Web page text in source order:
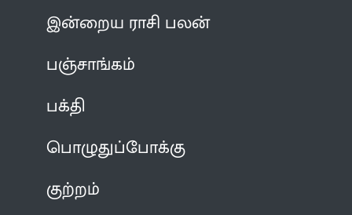
இன்றைய ராசி பலன்
பஞ்சாங்கம்
பக்தி
பொழுதுப்போக்கு
குற்றம்